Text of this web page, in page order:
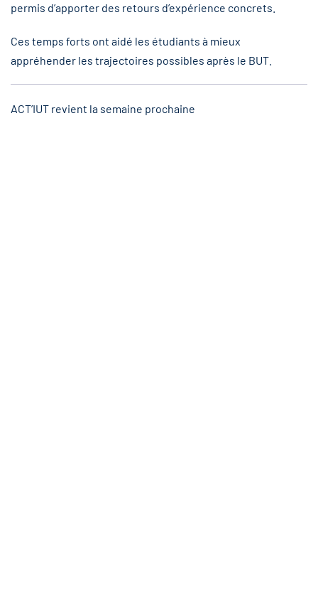
permis d’apporter des retours d’expérience concrets.
Ces temps forts ont aidé les étudiants à mieux
appréhender les trajectoires possibles après le BUT.
ACT’IUT revient la semaine prochaine